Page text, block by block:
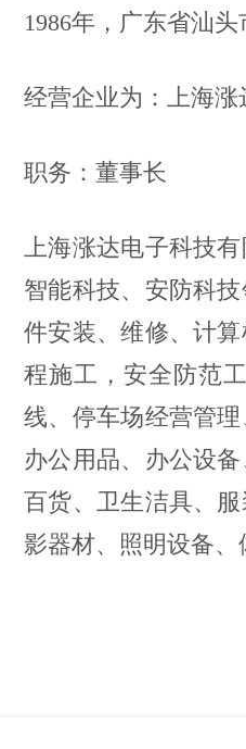
1986年，广东省汕头
经营企业为：上海涨
职务：董事长
上海涨达电子科技
智能科技、安防科
件安装、维修、计
程施工，安全防范
线、停车场经营管
办公用品、办公设
百货、卫生洁具、
影器材、照明设备、